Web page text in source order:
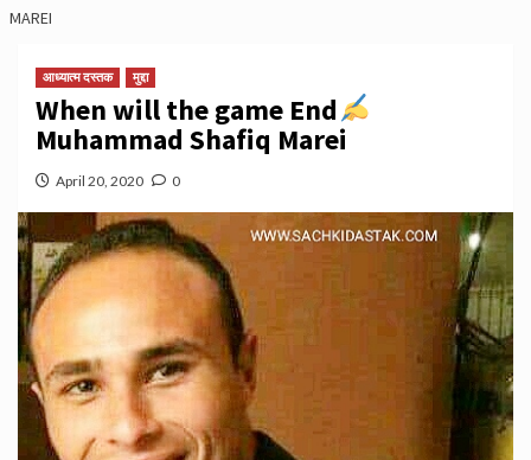
MAREI
आध्यात्म दस्तक मुद्दा
When will the game End
Muhammad Shafiq Marei
April 20, 2020 0